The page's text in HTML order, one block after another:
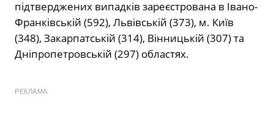
підтверджених випадків зареєстрована в Івано-
Франківській (592), Львівській (373), м. Київ
(348), Закарпатській (314), Вінницькій (307) та
Дніпропетровській (297) областях.
РЕКЛАМА